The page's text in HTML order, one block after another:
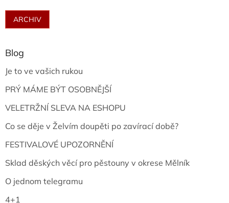
ARCHIV
Blog
Je to ve vašich rukou
PRÝ MÁME BÝT OSOBNĚJŠÍ
VELETRŽNÍ SLEVA NA ESHOPU
Co se děje v Želvím doupěti po zavírací době?
FESTIVALOVÉ UPOZORNĚNÍ
Sklad děských věcí pro pěstouny v okrese Mělník
O jednom telegramu
4+1